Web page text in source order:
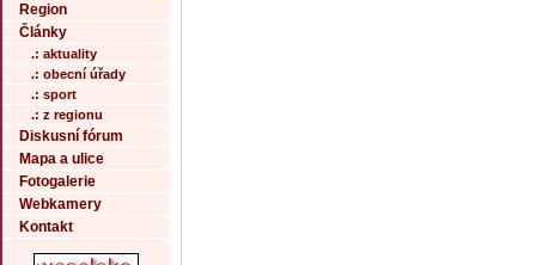
Region
Články
.: aktuality
.: obecní úřady
.: sport
.: z regionu
Diskusní fórum
Mapa a ulice
Fotogalerie
Webkamery
Kontakt